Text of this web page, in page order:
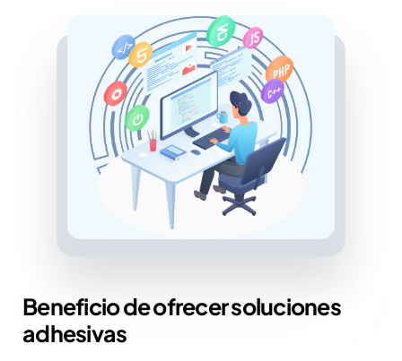
Beneficio de ofrecer soluciones
adhesivas